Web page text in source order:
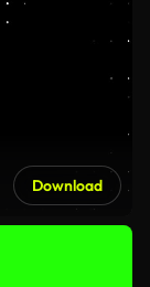
Download